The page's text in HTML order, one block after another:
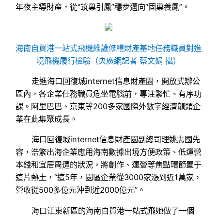
年夜主導財產，從“筑巢引鳳”穩步邁向“固巢養鳳”。
海南自貿港一站式飛機維護修繕財產基地任務職員對進
境飛機履行檢驗（央廣網記者 蔡文娟 攝）
走進海口回復城internet信息財產園，開放式辦公
區內，各企業任務職員危坐電腦前，專注繁忙、有序功
課。阿里巴巴、京東等200多家國際外數字經濟龍頭企
業在此集聚成長。
海口回復城internet信息財產園副總司理姚志國先
容，浩繁出海企業應用海南數據出境方便政策、低運營
本錢和宜居周遭的狀況，將創作、運營等焦點環節置于
這片熱土，“這5年，園區企業從3000家漲到近1萬家，
營收從500多億元沖到近2000億元”。
海口江東新區的海南自貿港一站式飛她做了一個